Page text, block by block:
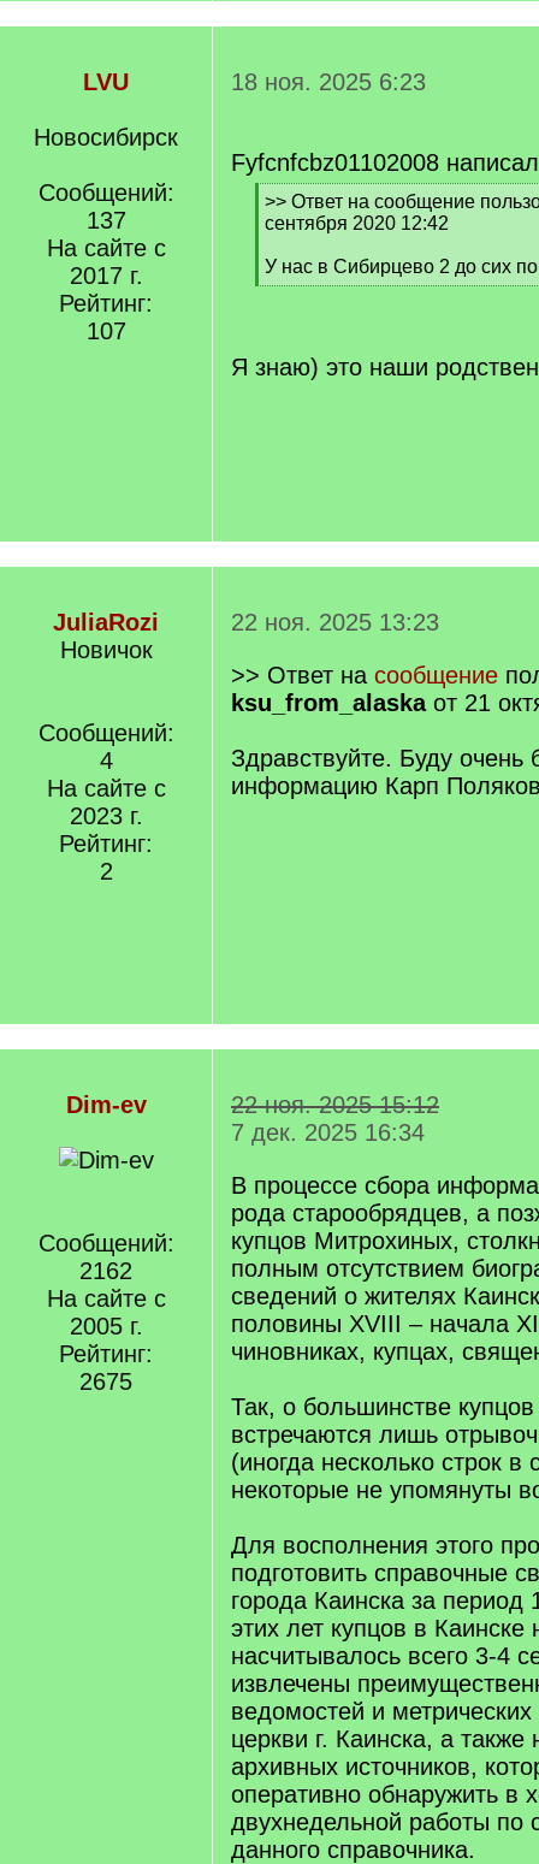
LVU
Новосибирск
Сообщений:
137
На сайте с
2017 г.
Рейтинг:
107
18 ноя. 2025 6:23
Fyfcnfcbz01102008
[
q
>> Ответ на сообщение
сентября 2020 12:42
У нас в Сибирцево 2 до сих
[
Я знаю) это наши
JuliaRozi
Новичок
Сообщений:
4
На сайте с
2023 г.
Рейтинг:
2
22 ноя. 2025 13:23
>> Ответ на сообщение
ksu_from_alaskaот 21
Здравствуйте. Буду очень
информацию Карп
Dim-ev
Сообщений:
2162
На сайте с
2005 г.
Рейтинг:
2675
22 ноя. 2025 15:12
7 дек. 2025 16:34
В процессе сбора
рода старообрядцев, а
купцов Митрохиных,
полным отсутствием
сведений о жителях
половины XVIII – начала
чиновниках, купцах,
Так, о большинстве
встречаются лишь
(иногда несколько строк в
некоторые не упомянуты
Для восполнения этого
подготовить справочные
города Каинска за период
этих лет купцов в
насчитывалось всего 3-4
извлечены
ведомостей и метрических
церкви г. Каинска, а также
архивных источников,
оперативно обнаружить в
двухнедельной работы по
данного справочника.